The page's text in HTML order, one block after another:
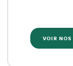
VOIR NOS